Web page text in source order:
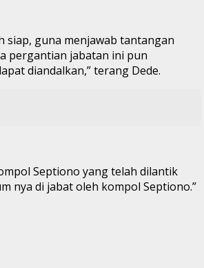
siap, guna menjawab tantangan
pergantian jabatan ini pun
diandalkan,” terang Dede.
Septiono yang telah dilantik
nya di jabat oleh kompol Septiono.”